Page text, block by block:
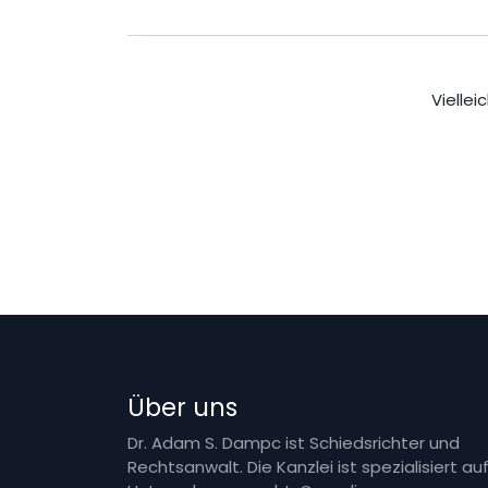
Über uns
Dr. Adam S. Dampc ist Schiedsrichter und
Rechtsanwalt. Die Kanzlei ist spezialisiert auf